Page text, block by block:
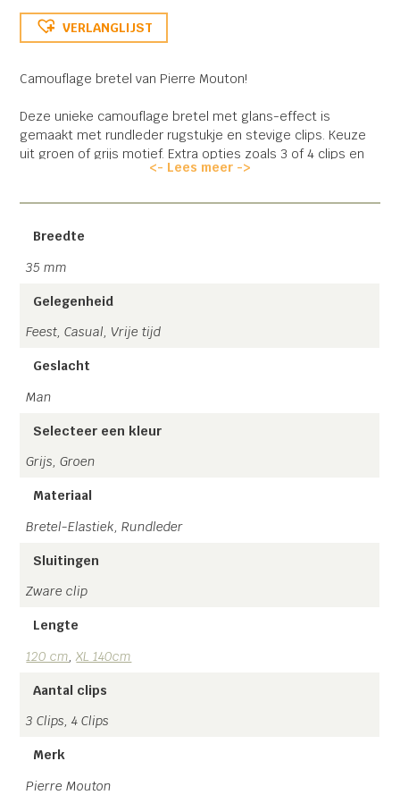
VERLANGLIJST
Camouflage bretel van Pierre Mouton!
Deze unieke camouflage bretel met glans-effect is
gemaakt met rundleder rugstukje en stevige clips. Keuze
uit groen of grijs motief. Extra opties zoals 3 of 4 clips en
120 of XL 140cm! Ontzettend sterke zilveren clips met
metalen rugstukje, zodat deze naar wens verstelbaar is.
Handgemaakt in Twente en Gratis verzending!
<- Lees meer ->
Breedte
35 mm
Gelegenheid
Feest, Casual, Vrije tijd
Geslacht
Man
Selecteer een kleur
Grijs, Groen
Materiaal
Bretel-Elastiek, Rundleder
Sluitingen
Zware clip
Lengte
120 cm,XL 140cm
Aantal clips
3 Clips, 4 Clips
Merk
Pierre Mouton